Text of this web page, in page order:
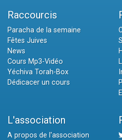
Raccourcis
Paracha de la semaine
Fêtes Juives
News
Cours Mp3-Vidéo
Yéchiva Torah-Box
Dédicacer un cours
L'association
A propos de l'association